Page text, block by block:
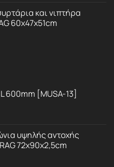
και νιπτήρα
60x47x51cm
600mm [MUSA-13]
υψηλής αντοχής
72x90x2,5cm